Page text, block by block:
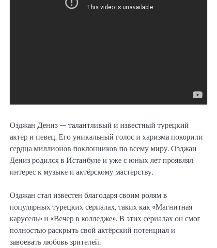
Озджан Дениз — талантливый и известный турецкий
актер и певец. Его уникальный голос и харизма покорили
сердца миллионов поклонников по всему миру. Озджан
Дениз родился в Истанбуле и уже с юных лет проявлял
интерес к музыке и актёрскому мастерству.
Озджан стал известен благодаря своим ролям в
популярных турецких сериалах, таких как «Магнитная
карусель» и «Вечер в колледже». В этих сериалах он смог
полностью раскрыть свой актёрский потенциал и
завоевать любовь зрителей.